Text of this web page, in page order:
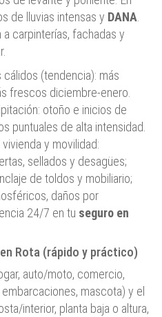
de lluvias intensas y DANA.
carpinterías, fachadas y
(tendencia): más
frescos diciembre‑enero.
otoño e inicios de
puntuales de alta intensidad.
y movilidad:
sellados y desagües;
de toldos y mobiliario;
daños por
24/7 en tu seguro en
Rota (rápido y práctico)
auto/moto, comercio,
mascota) y el
interior, planta baja o altura,